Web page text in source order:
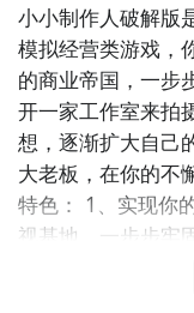
小小制作人破解版
模拟经营类游戏，
的商业帝国，一步
开一家工作室来拍
想，逐渐扩大自己
大老板，在你的不
特色： 1、实现你
视基地，一步步牢
明星，帮助你来实
情； 3、解锁不同